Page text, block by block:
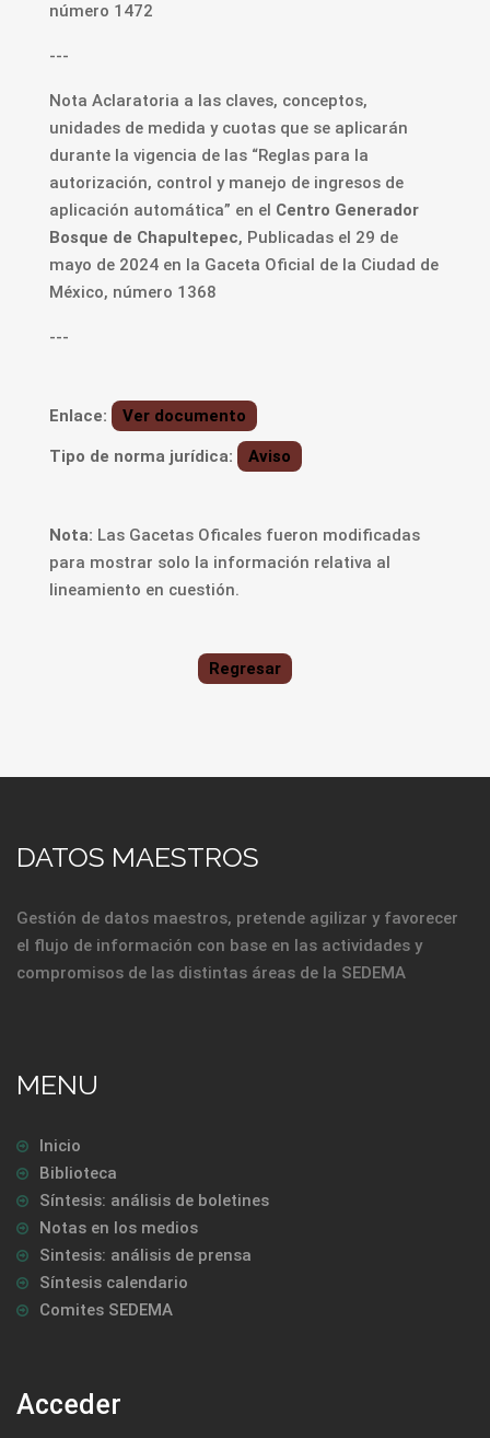
número 1472
---
Nota Aclaratoria a las claves, conceptos,
unidades de medida y cuotas que se aplicarán
durante la vigencia de las “Reglas para la
autorización, control y manejo de ingresos de
aplicación automática” en el Centro Generador
Bosque de Chapultepec, Publicadas el 29 de
mayo de 2024 en la Gaceta Oficial de la Ciudad de
México, número 1368
---
Enlace: Ver documento
Tipo de norma jurídica: Aviso
Nota: Las Gacetas Oficales fueron modificadas
para mostrar solo la información relativa al
lineamiento en cuestión.
Regresar
DATOS MAESTROS
Gestión de datos maestros, pretende agilizar y favorecer
el flujo de información con base en las actividades y
compromisos de las distintas áreas de la SEDEMA
MENU
Inicio
Biblioteca
Síntesis: análisis de boletines
Notas en los medios
Sintesis: análisis de prensa
Síntesis calendario
Comites SEDEMA
Acceder